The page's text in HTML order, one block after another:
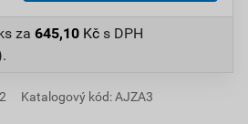
za 645,10 Kč s DPH
Katalogový kód: AJZA3